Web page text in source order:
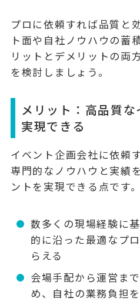
プロに依頼すれば品質と
ト面や自社ノウハウの蓄
リットとデメリットの両
を検討しましょう。
メリット：高品質
実現できる
イベント企画会社に依頼
専門的なノウハウと実績
ントを実現できる 点です。
数多くの現場経験に
的に沿った最適なプ
らえる
会場手配から運営ま
め、自社の業務負担